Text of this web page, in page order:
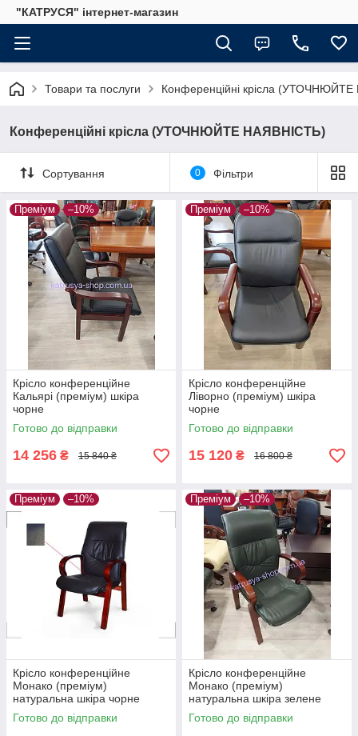
"КАТРУСЯ" інтернет-магазин
Товари та послуги Конференційні крісла
Конференційні крісла (УТОЧНЮЙТЕ НАЯВНІСТЬ)
Сортування 0 Фільтри
Преміум –10%
Крісло конференційне
Кальярі (преміум) шкіра
чорне
Готово до відправки
14 256 ₴ 15 840 ₴
Преміум –10%
Крісло конференційне
Ліворно (преміум) шкіра
чорне
Готово до відправки
15 120 ₴ 16 800 ₴
Преміум –10%
Крісло конференційне
Монако (преміум)
натуральна шкіра чорне
Готово до відправки
Преміум –10%
Крісло конференційне
Монако (преміум)
натуральна шкіра зелене
Готово до відправки